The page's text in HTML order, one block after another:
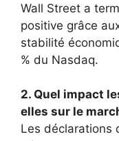
Wall Street a
positive grâce
stabilité
% du Nasdaq.
2. Quel impact
elles sur le
Les déclarations